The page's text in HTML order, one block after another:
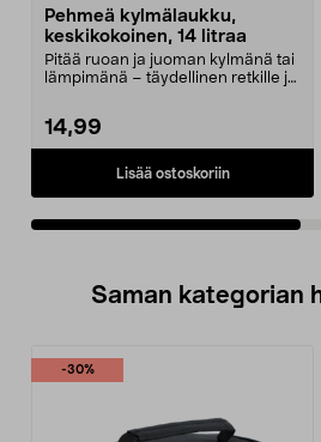
Pehmeä kylmälaukku,
keskikokoinen, 14 litraa
Pitää ruoan ja juoman kylmänä tai
lämpimänä – täydellinen retkille ja
14,99
Lisää ostoskoriin
Saman kategorian
-30%